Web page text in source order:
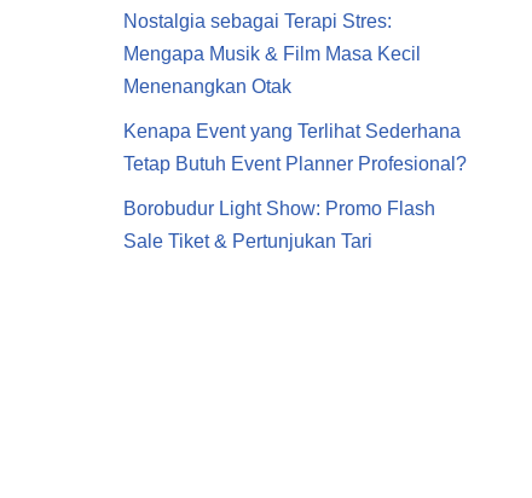
Nostalgia sebagai Terapi Stres:
Mengapa Musik & Film Masa Kecil
Menenangkan Otak
Kenapa Event yang Terlihat Sederhana
Tetap Butuh Event Planner Profesional?
Borobudur Light Show: Promo Flash
Sale Tiket & Pertunjukan Tari